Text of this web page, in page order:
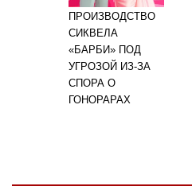
ПРОИЗВОДСТВО
СИКВЕЛА
«БАРБИ» ПОД
УГРОЗОЙ ИЗ-ЗА
СПОРА О
ГОНОРАРАХ